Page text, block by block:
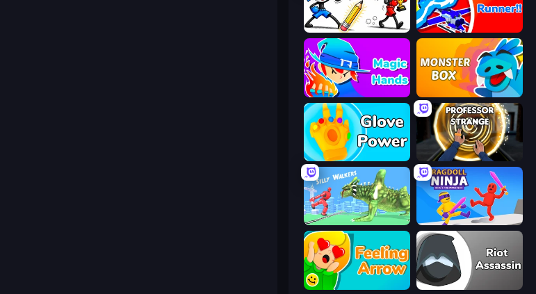
Doodle Smash Robo Runner
Magic Hands Monster Box
Glove Power Professor Strange
Silly Walkers Ragdoll Ninja: Imposter Hero
Feeling Arrow Riot Assassin